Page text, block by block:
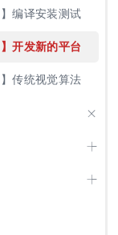
编译安装测试
开发新的平台
传统视觉算法